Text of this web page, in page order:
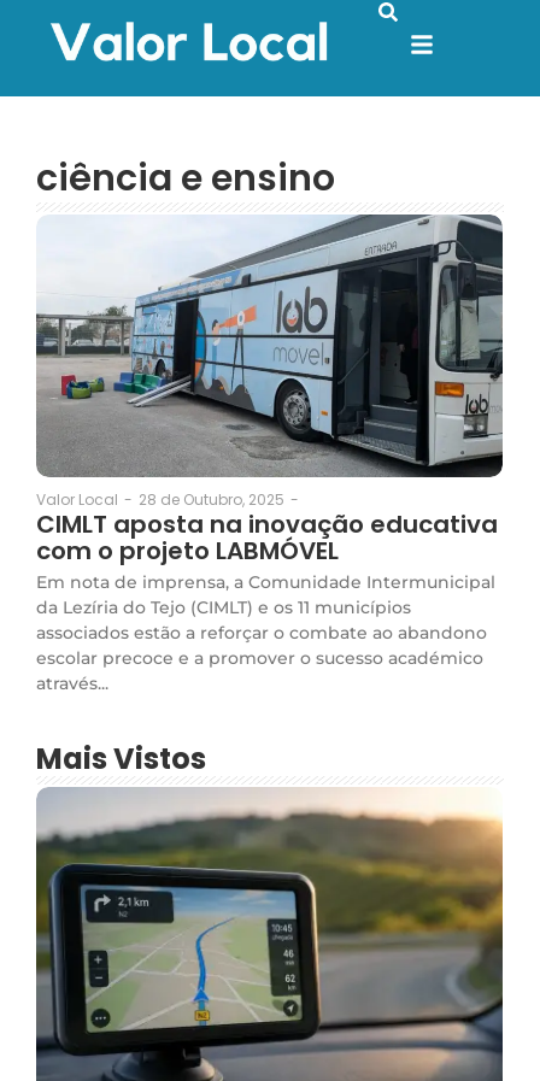
ciência e ensino
Valor Local - 28 de Outubro, 2025 -
CIMLT aposta na inovação educativa
com o projeto LABMÓVEL
Em nota de imprensa, a Comunidade Intermunicipal
da Lezíria do Tejo (CIMLT) e os 11 municípios
associados estão a reforçar o combate ao abandono
escolar precoce e a promover o sucesso académico
através...
Mais Vistos